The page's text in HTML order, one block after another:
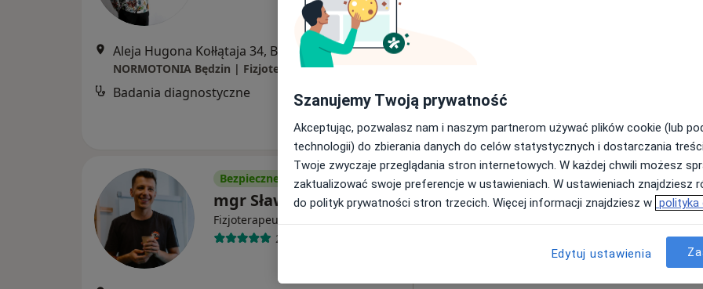
Aleja Hugona Kołłątaja 34, Będzin Mapa
Badania diagnostyczne 200 zł
Bezpieczne płatności
mgr Sławomir Morel
Fizjoterapeuta
20 opinii
Dziś Jutro Pon, Wt,
11 Sie
Umawianie online nie jest dostępne
Szanujemy Twoją prywatność
Akceptując, pozwalasz nam i naszym partnerom używać plików cookie (lub
technologii) do zbierania danych do celów statystycznych i dostarczania
Twoje zwyczaje przeglądania stron internetowych. W każdej chwili możesz
zaktualizować swoje preferencje w ustawieniach. W ustawieniach znajdziesz
do polityk prywatności stron trzecich. Więcej informacji znajdziesz w polityka
Edytuj ustawienia